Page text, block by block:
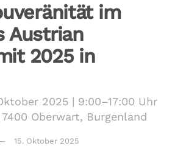
im
Austrian
2025 in
2025 | 9:00–17:00 Uhr
Oberwart, Burgenland
15. Oktober 2025